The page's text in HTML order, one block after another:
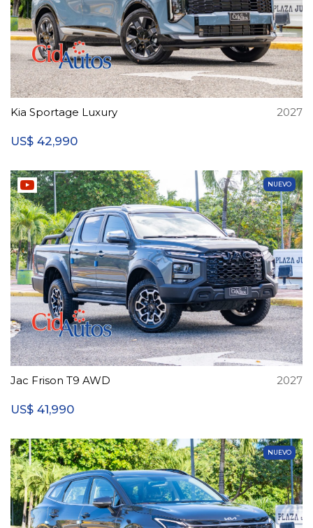
Kia Sportage Luxury 2027
US$ 42,990
NUEVO
Jac Frison T9 AWD 2027
US$ 41,990
NUEVO